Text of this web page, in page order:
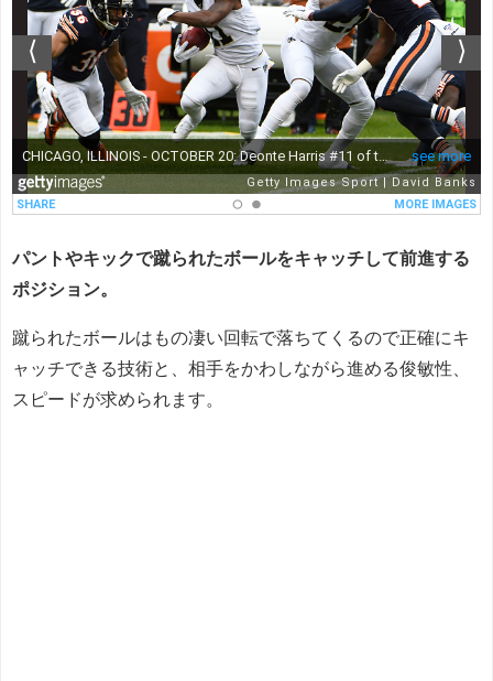
パントやキックで蹴られたボールをキャッチして前進する
ポジション。
蹴られたボールはもの凄い回転で落ちてくるので正確にキ
ャッチできる技術と、相手をかわしながら進める俊敏性、
スピードが求められます。